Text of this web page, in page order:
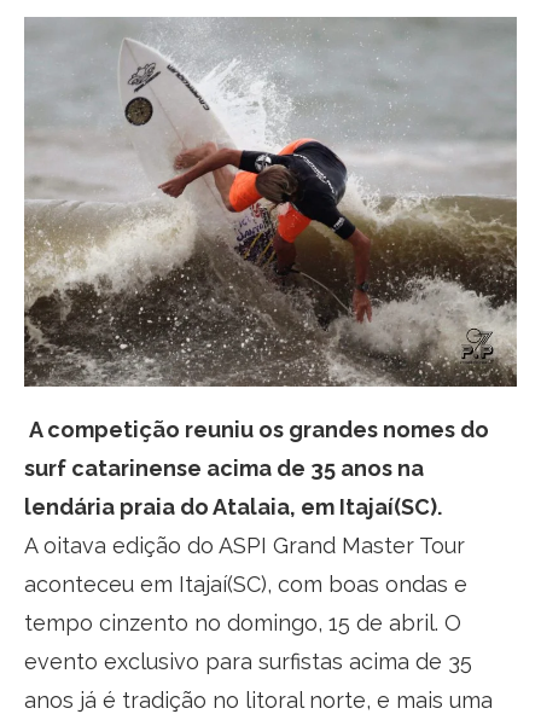
A competição reuniu os grandes nomes do
surf catarinense acima de 35 anos na
lendária praia do Atalaia, em Itajaí(SC).
A oitava edição do ASPI Grand Master Tour
aconteceu em Itajaí(SC), com boas ondas e
tempo cinzento no domingo, 15 de abril. O
evento exclusivo para surfistas acima de 35
anos já é tradição no litoral norte, e mais uma